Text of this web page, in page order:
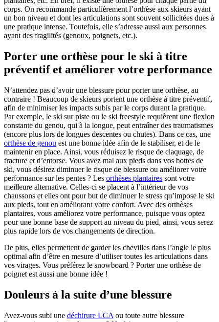
corps. On recommande particulièrement l’orthèse aux skieurs ayant
un bon niveau et dont les articulations sont souvent sollicitées dues à
une pratique intense. Toutefois, elle s’adresse aussi aux personnes
ayant des fragilités (genoux, poignets, etc.).
Porter une orthèse pour le ski à titre
préventif et améliorer votre performance
N’attendez pas d’avoir une blessure pour porter une orthèse, au
contraire ! Beaucoup de skieurs portent une orthèse à titre préventif,
afin de minimiser les impacts subis par le corps durant la pratique.
Par exemple, le ski sur piste ou le ski freestyle requièrent une flexion
constante du genou, qui à la longue, peut entraîner des traumatismes
(encore plus lors de longues descentes ou chutes). Dans ce cas, une
orthèse de genou est une bonne idée afin de le stabiliser, et de le
maintenir en place. Ainsi, vous réduisez le risque de claquage, de
fracture et d’entorse. Vous avez mal aux pieds dans vos bottes de
ski, vous désirez diminuer le risque de blessure ou améliorer votre
performance sur les pentes ? Les orthèses plantaires sont votre
meilleure alternative. Celles-ci se placent à l’intérieur de vos
chaussons et elles ont pour but de diminuer le stress qu’impose le ski
aux pieds, tout en améliorant votre confort. Avec des orthèses
plantaires, vous améliorez votre performance, puisque vous optez
pour une bonne base de support au niveau du pied, ainsi, vous serez
plus rapide lors de vos changements de direction.
De plus, elles permettent de garder les chevilles dans l’angle le plus
optimal afin d’être en mesure d’utiliser toutes les articulations dans
vos virages. Vous préférez le snowboard ? Porter une orthèse de
poignet est aussi une bonne idée !
Douleurs à la suite d’une blessure
Avez-vous subi une déchirure LCA ou toute autre blessure